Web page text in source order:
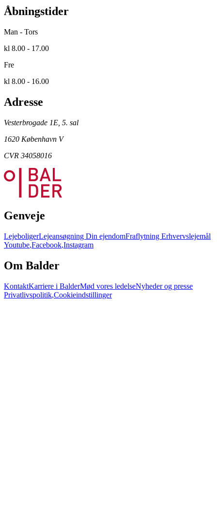
Åbningstider
Man - Tors
kl 8.00 - 17.00
Fre
kl 8.00 - 16.00
Adresse
Vesterbrogade 1E, 5. sal
1620 København V
CVR 34058016
Genveje
LejeboligerLejeansøgning Din ejendomFraflytning Erhvervslejemål
Youtube,Facebook,Instagram
Om Balder
KontaktKarriere i BalderMød vores ledelseNyheder og presse
Privatlivspolitik,Cookieindstillinger